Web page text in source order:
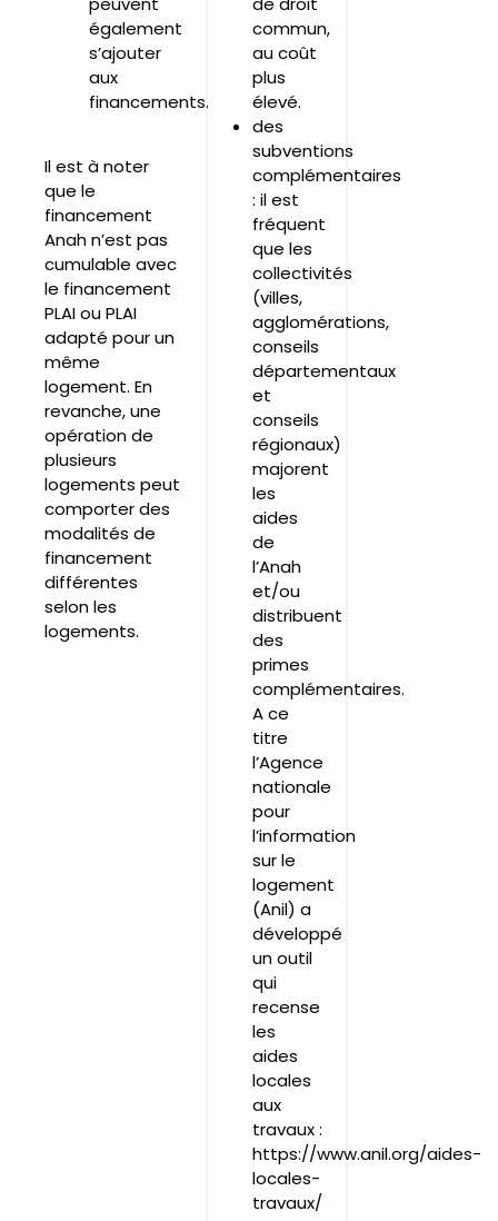
également
s’ajouter
aux
financements.
Il est à noter
que le
financement
Anah n’est pas
cumulable avec
le financement
PLAI ou PLAI
adapté pour un
même
logement. En
revanche, une
opération de
plusieurs
logements peut
comporter des
modalités de
financement
différentes
selon les
logements.
commun,
au coût
plus
élevé.
des
subventions
complémentaires
: il est
fréquent
que les
collectivités
(villes,
agglomérations,
conseils
départementaux
et
conseils
régionaux)
majorent
les
aides
de
l’Anah
et/ou
distribuent
des
primes
complémentaires.
A ce
titre
l’Agence
nationale
pour
l’information
sur le
logement
(Anil) a
développé
un outil
qui
recense
les
aides
locales
aux
travaux :
https://www.anil.org/aides-
locales-
travaux/